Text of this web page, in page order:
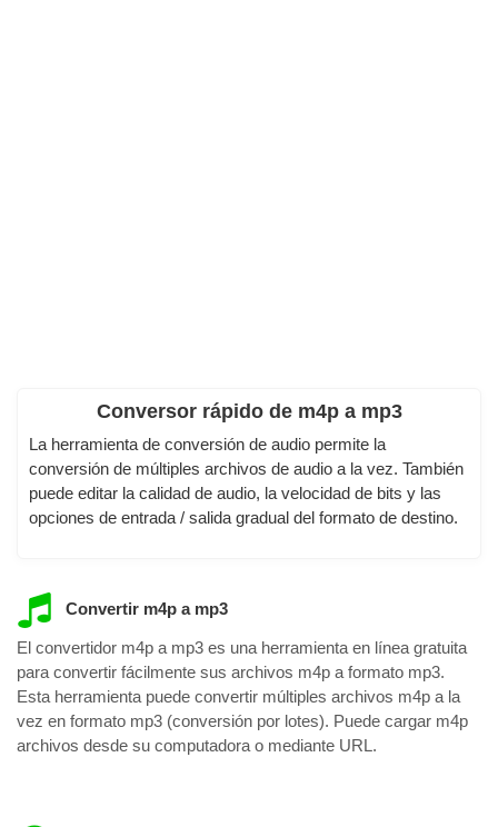
Conversor rápido de m4p a mp3
La herramienta de conversión de audio permite la
conversión de múltiples archivos de audio a la vez. También
puede editar la calidad de audio, la velocidad de bits y las
opciones de entrada / salida gradual del formato de destino.
Convertir m4p a mp3
El convertidor m4p a mp3 es una herramienta en línea gratuita
para convertir fácilmente sus archivos m4p a formato mp3.
Esta herramienta puede convertir múltiples archivos m4p a la
vez en formato mp3 (conversión por lotes). Puede cargar m4p
archivos desde su computadora o mediante URL.